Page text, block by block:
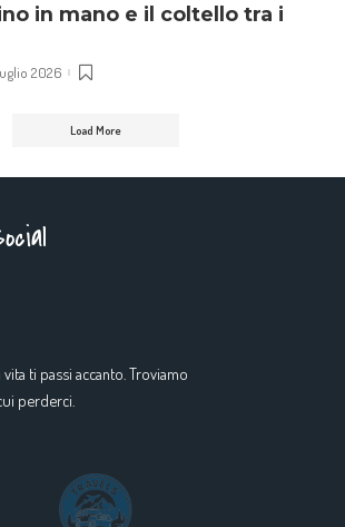
in mano e il coltello tra i
2026
Load More
ti passi accanto. Troviamo
perderci.